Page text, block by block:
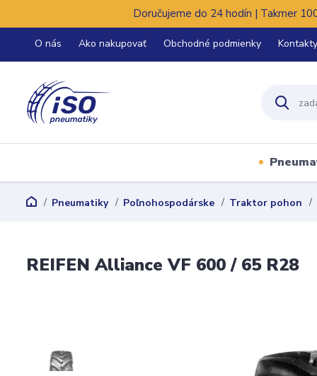
Doručujeme do 24 hodín | Takmer
O nás Ako nakupovať Obchodné podmienky Kontakty
Pneumatiky Poľnohospodárske Traktor pohon
REIFEN Alliance VF 600 / 65 R28